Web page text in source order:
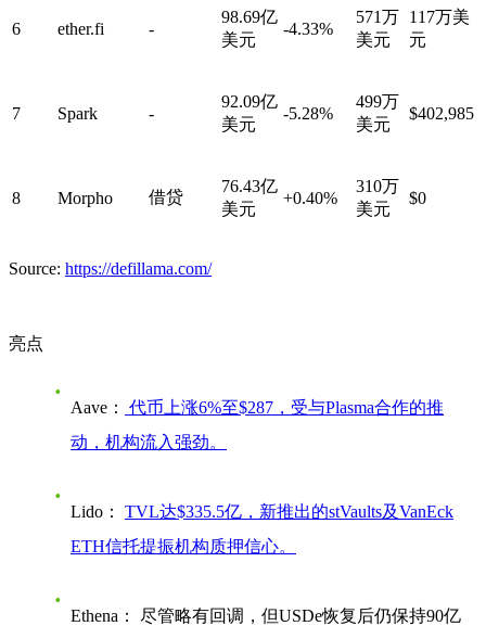
6 ether.fi -
98.69亿
美元
-4.33%
571万
美元
117万美
元
7 Spark -
92.09亿
美元
-5.28%
499万
美元
$402,985
8 Morpho 借贷
76.43亿
美元
+0.40%
310万
美元
$0
Source: https://defillama.com/
亮点
Aave：
代币上涨6%至$287，受与Plasma合作的推
动，机构流入强劲。
Lido：
TVL达$335.5亿，新推出的stVaults及VanEck
ETH信托提振机构质押信心。
Ethena： 尽管略有回调，但USDe恢复后仍保持90亿